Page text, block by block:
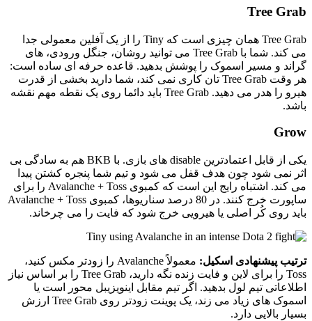
Tree Grab
Tree Grab همان چیزی است که Tiny را از یک آفلین معمولی جدا
می کند. شما با Tree Grab می توانید روشان، جنگل ورودی، های
گراند و مسیر اسموک را پوشش بدهید. قاعده حرفه ای ساده است:
هر وقت Tree Grab تان کاری نمی کند، شما دارید بخشی از قدرت
هیرو را هدر می دهید. Tree Grab باید دائما روی یک نقطه مهم نقشه
باشد.
Grow
یکی از قابل اعتمادترین disable های بازی. با BKB هم به سادگی بی
اثر نمی شود چون هدف قفل می شود و تیم شما پنجره کشتن پیدا
می کند. اشتباه رایج این است که کمبوی Avalanche + Toss را برای
ساپورت خرج کنند. در 80 درصد سناریوها، کمبوی Avalanche + Toss
باید روی کُر اصلی یا هیرویی خرج شود که فایت را می چرخاند.
ترتیب پیشنهادی اسکیل:
معمولاً Avalanche را زودتر مکس کنید،
Toss را برای لاین و فایت زنده نگه دارید، Tree Grab را بر اساس نیاز
اطلاعاتی تیم لول بدهید. اگر تیم مقابل اینویزیبل محور است یا
اسموک های زیاد می زند، یک پوینت زودتر روی Tree Grab ارزش
بسیار بالایی دارد.